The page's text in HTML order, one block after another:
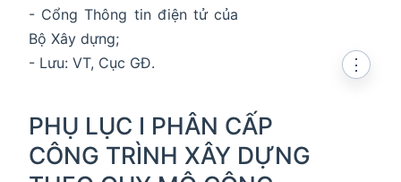
- Cổng Thông tin điện tử của
Bộ Xây dựng;
- Lưu: VT, Cục GĐ.
PHỤ LỤC I PHÂN CẤP
CÔNG TRÌNH XÂY DỰNG
⋮